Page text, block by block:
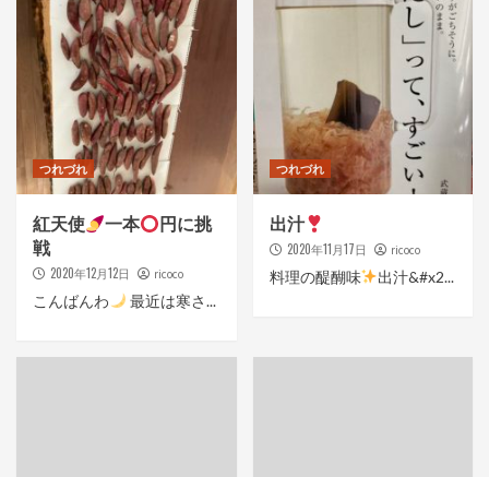
つれづれ
紅天使 一本
円に挑
戦
2020年12月12日 ricoco
こんばんわ 最近は寒さ...
つれづれ
出汁
2020年11月17日 ricoco
料理の醍醐味 出汁&#x2...